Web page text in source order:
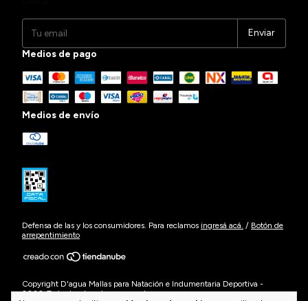
Medios de pago
Medios de envío
Defensa de las y los consumidores. Para reclamos ingresá acá. / Botón de
arrepentimiento
Copyright D'agua Mallas para Natación e Indumentaria Deportiva -
2026. Todos los derechos reservados.